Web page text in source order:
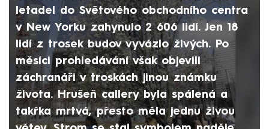
letadel do Světového obchodního centra
v New Yorku zahynulo 2 606 lidí. Jen 18
lidí z trosek budov vyvázlo živých. Po
měsíci prohledávání však objevili
záchranáři v troskách jinou známku
života. Hrušeň callery byla spálená a
takřka mrtvá, přesto měla jednu živou